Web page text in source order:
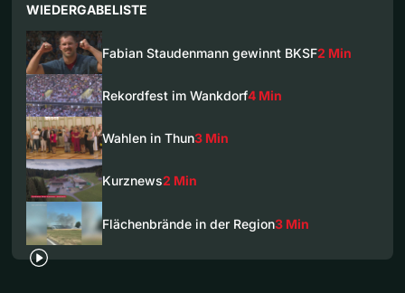
WIEDERGABELISTE
Fabian Staudenmann gewinnt BKSF2 Min
Rekordfest im Wankdorf4 Min
Wahlen in Thun3 Min
Kurznews2 Min
Flächenbrände in der Region3 Min